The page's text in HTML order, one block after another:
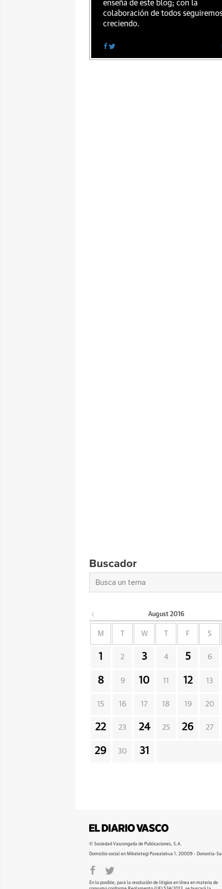
enseña de este blog; con la
colaboración de todos
creciendo.
Buscador
August 2016
M W F S
1 2 3 4 5 6
8 9 10 11 12 13
15 16 17 18 19 20
22 23 24 25 26 27
29 30 31
© Sociedad Vascongada de Publicaciones, S.A.
Domicilio social en Mikeletegi Pasealekua 1. 20009 - Donostia-
En lo posible, para la resolución de litigios en línea en materia de